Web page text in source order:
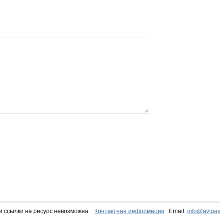
ссылки на ресурс невозможна. Контактная информация Email: